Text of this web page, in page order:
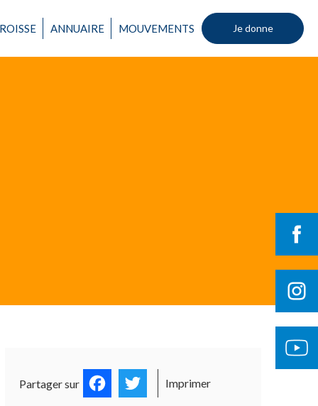
ANNUAIRE MOUVEMENTS Je donne
Partager sur FacebookTwitter
Imprimer